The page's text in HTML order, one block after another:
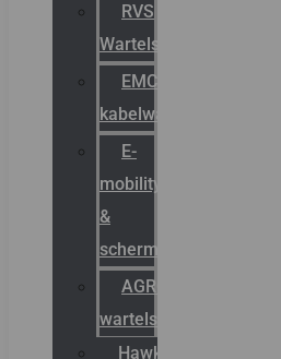
RVS
Wartels
EMC
kabelwartels
E-
mobility
&
schermstromen
AGRO
wartels
Hawke